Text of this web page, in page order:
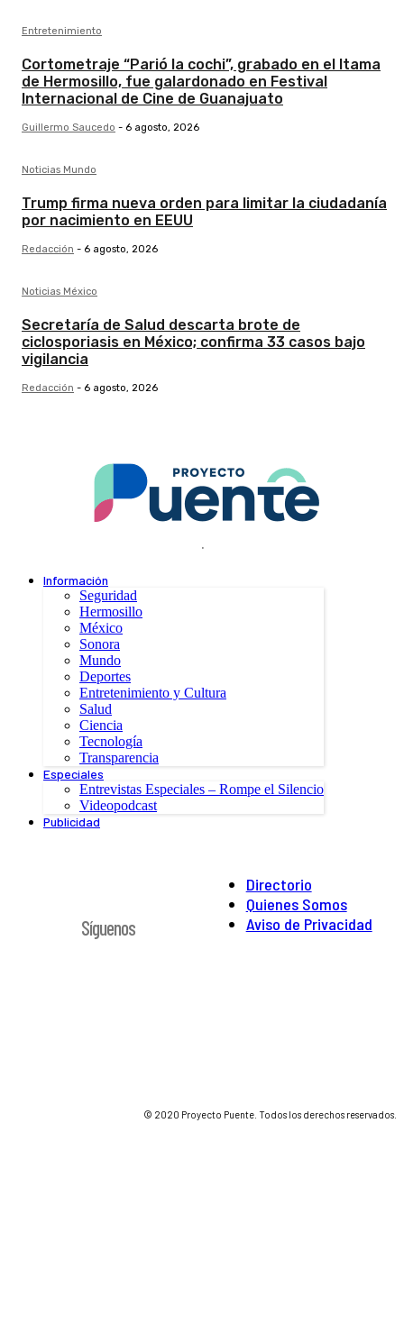
Entretenimiento
Cortometraje “Parió la cochi”, grabado en el Itama
de Hermosillo, fue galardonado en Festival
Internacional de Cine de Guanajuato
Guillermo Saucedo - 6 agosto, 2026
Noticias Mundo
Trump firma nueva orden para limitar la ciudadanía
por nacimiento en EEUU
Redacción - 6 agosto, 2026
Noticias México
Secretaría de Salud descarta brote de
ciclosporiasis en México; confirma 33 casos bajo
vigilancia
Redacción - 6 agosto, 2026
.
Información
Seguridad
Hermosillo
México
Sonora
Mundo
Deportes
Entretenimiento y Cultura
Salud
Ciencia
Tecnología
Transparencia
Especiales
Entrevistas Especiales – Rompe el Silencio
Videopodcast
Publicidad
Directorio
Quienes Somos
Aviso de Privacidad
Síguenos
© 2020 Proyecto Puente. Todos los derechos reservados.